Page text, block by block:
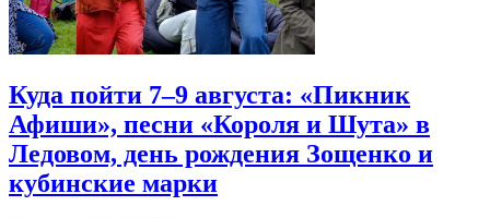
Куда пойти 7–9 августа: «Пикник
Афиши», песни «Короля и Шута» в
Ледовом, день рождения Зощенко и
кубинские марки